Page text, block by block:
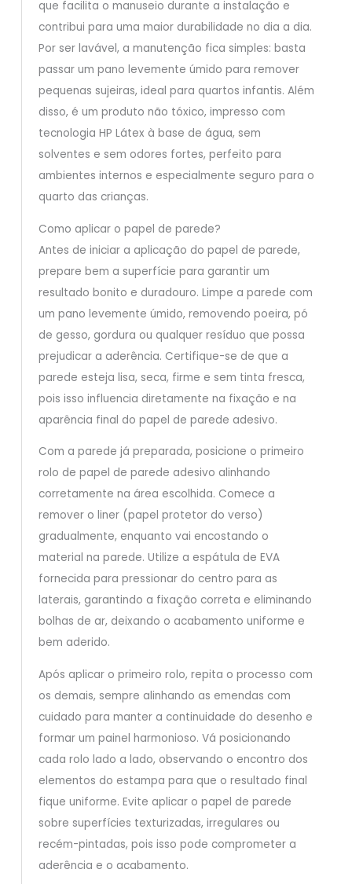
que facilita o manuseio durante a instalação e
contribui para uma maior durabilidade no dia a dia.
Por ser lavável, a manutenção fica simples: basta
passar um pano levemente úmido para remover
pequenas sujeiras, ideal para quartos infantis. Além
disso, é um produto não tóxico, impresso com
tecnologia HP Látex à base de água, sem
solventes e sem odores fortes, perfeito para
ambientes internos e especialmente seguro para o
quarto das crianças.
Como aplicar o papel de parede?
Antes de iniciar a aplicação do papel de parede,
prepare bem a superfície para garantir um
resultado bonito e duradouro. Limpe a parede com
um pano levemente úmido, removendo poeira, pó
de gesso, gordura ou qualquer resíduo que possa
prejudicar a aderência. Certifique-se de que a
parede esteja lisa, seca, firme e sem tinta fresca,
pois isso influencia diretamente na fixação e na
aparência final do papel de parede adesivo.
Com a parede já preparada, posicione o primeiro
rolo de papel de parede adesivo alinhando
corretamente na área escolhida. Comece a
remover o liner (papel protetor do verso)
gradualmente, enquanto vai encostando o
material na parede. Utilize a espátula de EVA
fornecida para pressionar do centro para as
laterais, garantindo a fixação correta e eliminando
bolhas de ar, deixando o acabamento uniforme e
bem aderido.
Após aplicar o primeiro rolo, repita o processo com
os demais, sempre alinhando as emendas com
cuidado para manter a continuidade do desenho e
formar um painel harmonioso. Vá posicionando
cada rolo lado a lado, observando o encontro dos
elementos do estampa para que o resultado final
fique uniforme. Evite aplicar o papel de parede
sobre superfícies texturizadas, irregulares ou
recém-pintadas, pois isso pode comprometer a
aderência e o acabamento.